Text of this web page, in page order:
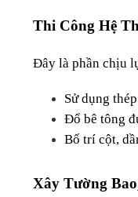
Thi Công Hệ
Đây là phần chịu
Sử dụng
Đổ bê tông
Bố trí cột,
Xây Tường